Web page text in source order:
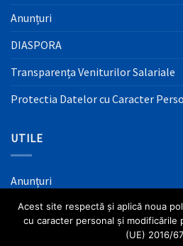
Anunțuri
DIASPORA
Transparența Veniturilor Salariale
Protectia Datelor cu Caracter
UTILE
Anunțuri
Mass Media
Acest site respectă și aplică noua
cu caracter personal și modificările
(UE) 2016/